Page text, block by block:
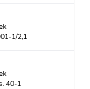
1/2,1
40-1